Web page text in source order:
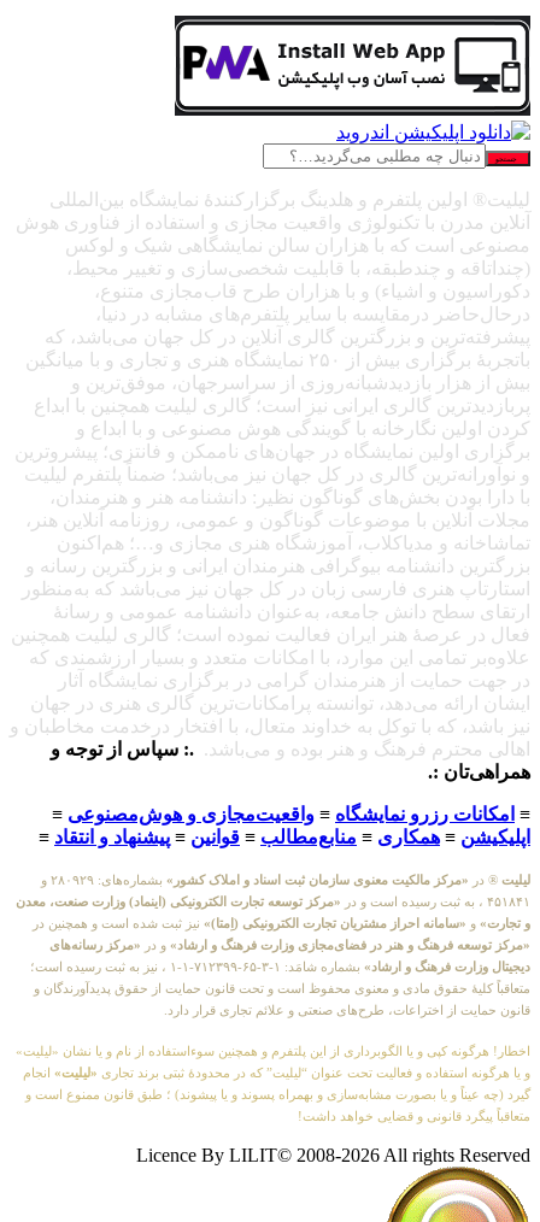
جستجو
لیلیت® اولین پلتفرم و هلدینگ برگزارکنندهٔ نمایشگاه بین‌المللی
آنلاین مدرن با تکنولوژی واقعیت مجازی و استفاده از فناوری هوش
مصنوعی است که با هزاران سالن نمایشگاهی شیک و لوکس
(چنداتاقه و چندطبقه، با قابلیت شخصی‌سازی و تغییر محیط،
دکوراسیون و اشیاء) و با هزاران طرح قاب‌مجازی متنوع،
درحال‌حاضر درمقایسه با سایر پلتفرم‌های مشابه در دنیا،
پیشرفته‌ترین و بزرگترین گالری آنلاین در کل جهان می‌باشد، که
باتجربهٔ برگزاری بیش از ۲۵۰ نمایشگاه هنری و تجاری و با میانگین
بیش از هزار بازدیدشبانه‌روزی از سراسرجهان، موفق‌ترین و
پربازدیدترین گالری ایرانی نیز است؛ گالری لیلیت همچنین با ابداع
کردن اولین نگارخانه با گویندگی هوش مصنوعی و با ابداع و
برگزاری اولین نمایشگاه در جهان‌های ناممکن و فانتزی؛ پیشروترین
و نوآورانه‌ترین گالری در کل جهان نیز می‌باشد؛ ضمناً پلتفرم لیلیت
با دارا بودن بخش‌های گوناگون نظیر: دانشنامه هنر و هنرمندان،
مجلات آنلاین با موضوعات گوناگون و عمومی، روزنامه آنلاین هنر،
تماشاخانه و مدیاکلاب، آموزشگاه هنری مجازی و…؛ هم‌اکنون
بزرگترین دانشنامه بیوگرافی هنرمندان ایرانی و بزرگترین رسانه و
استارتاپ هنری فارسی زبان در کل جهان نیز می‌باشد که به‌منظور
ارتقای سطح دانش جامعه، به‌عنوان دانشنامه عمومی و رسانهٔ
فعال در عرصهٔ هنر ایران فعالیت نموده است؛ گالری لیلیت همچنین
علاوه‌بر تمامی این موارد، با امکانات متعدد و بسیار ارزشمندی که
در جهت حمایت از هنرمندان گرامی در برگزاری نمایشگاه آثار
ایشان ارائه می‌دهد، توانسته پرامکانات‌ترین گالری هنری در جهان
نیز باشد، که با توکل به خداوند متعال، با افتخار درخدمت مخاطبان و
اهالی محترم فرهنگ و هنر بوده و می‌باشد. .: سپاس از توجه و
همراهی‌تان :.
≡ امکانات رزرو نمایشگاه ≡ واقعیت‌مجازی و هوش‌مصنوعی ≡
اپلیکیشن ≡ همکاری ≡ منابع‌مطالب ≡ قوانین ≡ پیشنهاد و انتقاد ≡
لیلیت ® در «مرکز مالکیت معنوی سازمان ثبت اسناد و املاک کشور»
بشماره‌های: ۲۸۰۹۲۹ و
۴۵۱۸۴۱ ، به ثبت رسیده است و در
«مرکز توسعه تجارت الکترونیکی (اینماد) وزارت صنعت، معدن
و تجارت» و «سامانه احراز مشتریان تجارت الکترونیکی (اِمتا)» نیز ثبت شده است و همچنین در
«مرکز توسعه فرهنگ و هنر در فضای‌مجازی وزارت فرهنگ و ارشاد» و در «مرکز رسانه‌های
دیجیتال وزارت فرهنگ و ارشاد»
بشماره شامَد: ۱-۳-۶۵-۷۱۲۳۹۹-۱-۱ ، نیز به ثبت رسیده است؛
متعاقباً کلیهٔ حقوق مادی و معنوی محفوظ است و تحت قانون حمایت از حقوق پدیدآورندگان و
قانون حمایت از اختراعات، طرح‌های صنعتی و علائم تجاری قرار دارد.
اخطار! هرگونه کپی و یا الگوبرداری از این پلتفرم و همچنین سوءاستفاده از نام و یا نشان «لیلیت»
و یا هرگونه استفاده و فعالیت تحت عنوان “لیلیت” که در محدودهٔ ثبتی برند تجاری «لیلیت» انجام
گیرد (چه عیناً و یا بصورت مشابه‌سازی و بهمراه پسوند و یا پیشوند) ؛ طبق قانون ممنوع است و
متعاقباً پیگرد قانونی و قضایی خواهد داشت!
Licence By LILIT© 2008-2026 All rights Reserved